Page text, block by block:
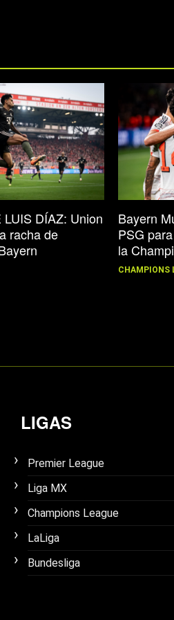
DÍAZ: Union
racha de
Bayern
PSG
la
CHAMPIONS
LIGAS
Premier League
Liga MX
Champions League
LaLiga
Bundesliga